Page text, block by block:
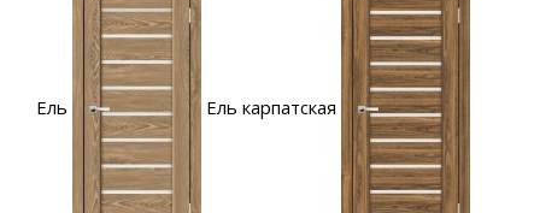
Ель Ель карпатская